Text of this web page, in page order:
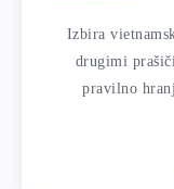
Izbira
drugimi
pravilno